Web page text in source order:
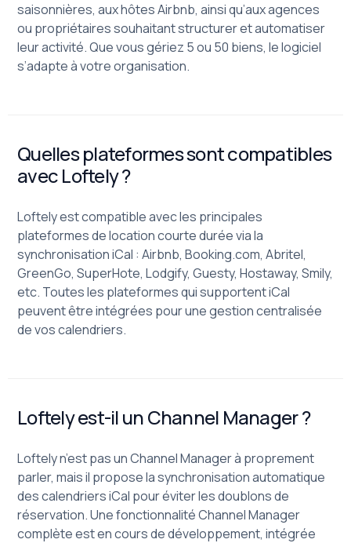
saisonnières, aux hôtes Airbnb, ainsi qu’aux agences
ou propriétaires souhaitant structurer et automatiser
leur activité. Que vous gériez 5 ou 50 biens, le logiciel
s’adapte à votre organisation.
Quelles plateformes sont compatibles
avec Loftely ?
Loftely est compatible avec les principales
plateformes de location courte durée via la
synchronisation iCal : Airbnb, Booking.com, Abritel,
GreenGo, SuperHote, Lodgify, Guesty, Hostaway, Smily,
etc. Toutes les plateformes qui supportent iCal
peuvent être intégrées pour une gestion centralisée
de vos calendriers.
Loftely est-il un Channel Manager ?
Loftely n’est pas un Channel Manager à proprement
parler, mais il propose la synchronisation automatique
des calendriers iCal pour éviter les doublons de
réservation. Une fonctionnalité Channel Manager
complète est en cours de développement, intégrée